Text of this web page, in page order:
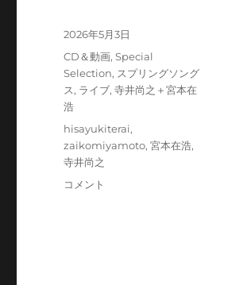
投
稿
日:
2026年5月3日
カ
テ
ゴ
リ
ー
CD＆動画,Special
Selection, スプリングソング
ス, ライブ,寺井尚之＋宮本在
浩
タ
グ
hisayukiterai,
zaikomiyamoto,宮本在浩,
寺井尚之
寺
コメント